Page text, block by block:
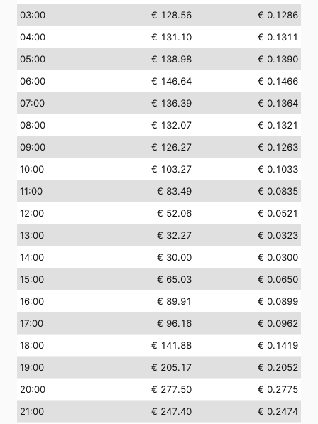
03:00
€ 128.56
€ 0.1286
04:00
€ 131.10
€ 0.1311
05:00
€ 138.98
€ 0.1390
06:00
€ 146.64
€ 0.1466
07:00
€ 136.39
€ 0.1364
08:00
€ 132.07
€ 0.1321
09:00
€ 126.27
€ 0.1263
10:00
€ 103.27
€ 0.1033
11:00
€ 83.49
€ 0.0835
12:00
€ 52.06
€ 0.0521
13:00
€ 32.27
€ 0.0323
14:00
€ 30.00
€ 0.0300
15:00
€ 65.03
€ 0.0650
16:00
€ 89.91
€ 0.0899
17:00
€ 96.16
€ 0.0962
18:00
€ 141.88
€ 0.1419
19:00
€ 205.17
€ 0.2052
20:00
€ 277.50
€ 0.2775
21:00
€ 247.40
€ 0.2474